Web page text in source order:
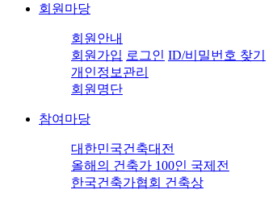
회원마당
회원안내
회원가입 로그인 ID/비밀번호 찾기
개인정보관리
회원명단
참여마당
대한민국건축대전
올해의 건축가 100인 국제전
한국건축가협회 건축상